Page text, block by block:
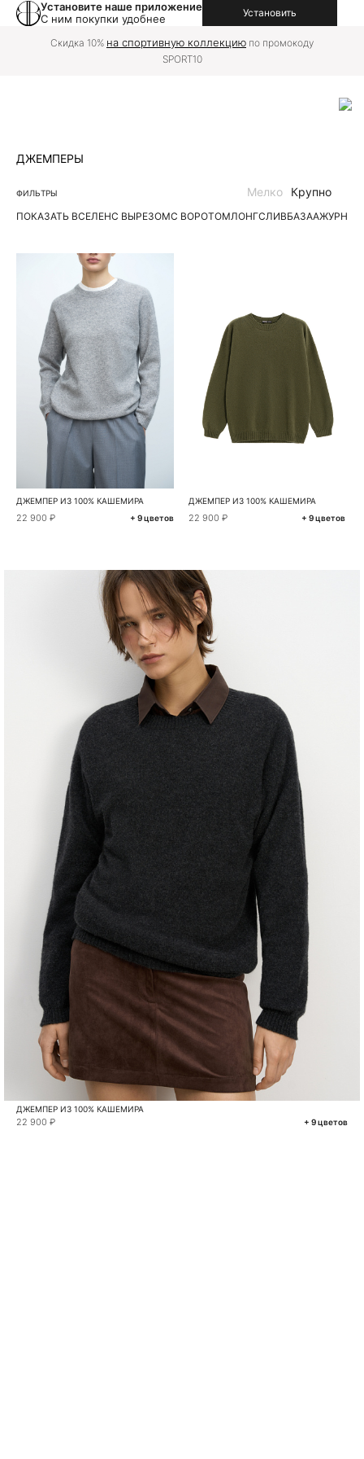
Установите наше приложение
С ним покупки удобнее
Установить
Скидка 10% на спортивную коллекцию по промокоду
SPORT10
ДЖЕМПЕРЫ
ФИЛЬТРЫ
ПОКАЗАТЬ ВСЕЛЕНС ВЫРЕЗОМС ВОРОТОМЛОНГСЛИВБАЗААЖУРНЫЕ
Мелко Крупно
ДЖЕМПЕР ИЗ 100% КАШЕМИРА
22 900 ₽ + 9 цветов
ДЖЕМПЕР ИЗ 100% КАШЕМИРА
22 900 ₽ + 9 цветов
ДЖЕМПЕР ИЗ 100% КАШЕМИРА
22 900 ₽ + 9 цветов